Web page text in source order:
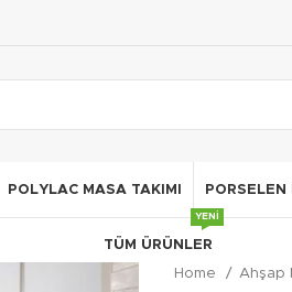
POLYLAC MASA TAKIMI PORSELEN
TÜM ÜRÜNLER
YENI
Home Ahşap